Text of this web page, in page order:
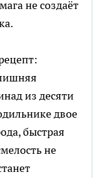
не создаёт
из десяти
двое
быстрая
не